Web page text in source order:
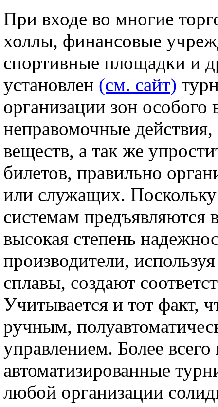
При входе во многие
холлы, финансовые
спортивные площадки и
установлен (см. сайт)
организации зон
неправомочные
веществ, а так же
билетов, правильно
или служащих.
системам предъявляются
высокая степень
производители,
сплавы, создают
Учитывается и тот факт,
ручным,
управлением. Более
автоматизированные
любой организации